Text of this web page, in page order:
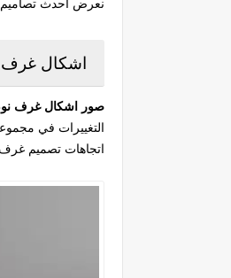
اشكال غرف
صور اشكال غرف
التغييرات في
اتجاهات تصميم غرف